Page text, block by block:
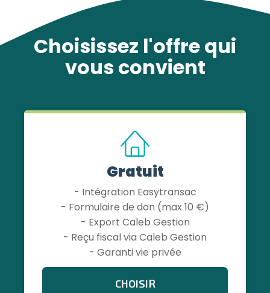
Choisissez l'offre qui
vous convient
Gratuit
- Intégration Easytransac
- Formulaire de don (max 10 €)
- Export Caleb Gestion
- Reçu fiscal via Caleb Gestion
- Garanti vie privée
CHOISIR